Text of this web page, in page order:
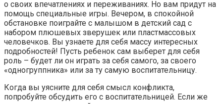
о своих впечатлениях и переживаниях. Но вам придут на
помощь специальные игры. Вечером, в спокойной
обстановке поиграйте с малышом в детский сад с
набором плюшевых зверушек или пластмассовых
человечков. Вы узнаете для себя массу интересных
подробностей! Пусть ребенок сам выберет для себя
роль – будет ли он играть за себя самого, за своего
«одногруппника» или за ту самую воспитательницу.
Когда вы уясните для себя смысл конфликта,
попробуйте обсудить его с воспитательницей. Если же